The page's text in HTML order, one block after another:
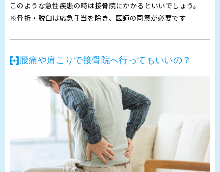
このような急性疾患の時は接骨院にかかるといいでしょう。
※骨折・脱臼は応急手当を除き、医師の同意が必要です
腰痛や肩こりで接骨院へ行ってもいいの？